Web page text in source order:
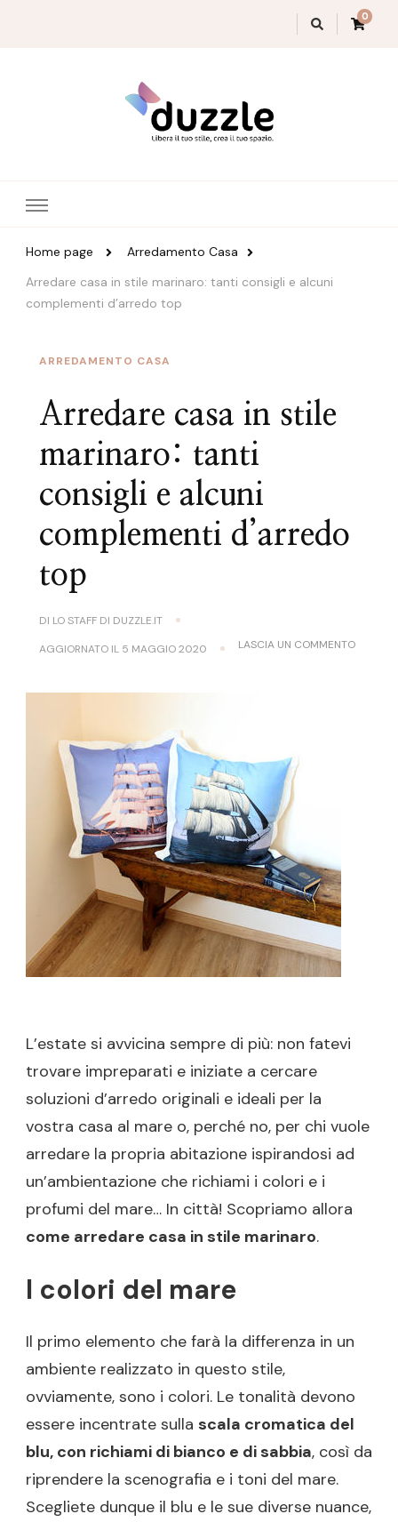
0
Home page
Arredamento Casa
Arredare casa in stile marinaro: tanti consigli e alcuni
complementi d’arredo top
ARREDAMENTO CASA
Arredare casa in stile
marinaro: tanti
consigli e alcuni
complementi d’arredo
top
DI LO STAFF DI DUZZLE.IT
AGGIORNATO IL 5 MAGGIO 2020 LASCIA UN COMMENTOSU
L’estate si avvicina sempre di più: non fatevi
trovare impreparati e iniziate a cercare
soluzioni d’arredo originali e ideali per la
vostra casa al mare o, perché no, per chi vuole
arredare la propria abitazione ispirandosi ad
un’ambientazione che richiami i colori e i
profumi del mare… In città! Scopriamo allora
come arredare casa in stile marinaro.
I colori del mare
Il primo elemento che farà la differenza in un
ambiente realizzato in questo stile,
ovviamente, sono i colori. Le tonalità devono
essere incentrate sulla scala cromatica del
blu, con richiami di bianco e di sabbia, così da
riprendere la scenografia e i toni del mare.
Scegliete dunque il blu e le sue diverse nuance,